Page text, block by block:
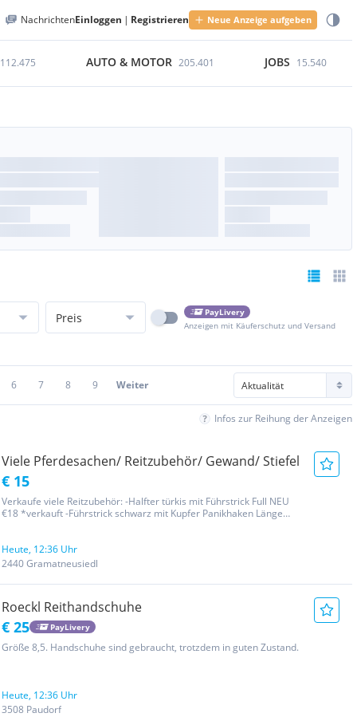
NachrichtenEinloggen | Registrieren Neue Anzeige aufgeben
112.475 AUTO & MOTOR 205.401 JOBS 15.540
Preis
PayLivery
Anzeigen mit Käuferschutz und Versand
6 7 8 9 Weiter
Infos zur Reihung der Anzeigen
Viele Pferdesachen/ Reitzubehör/ Gewand/ Stiefel
€ 15
Verkaufe viele Reitzubehör: -Halfter türkis mit Führstrick Full NEU
€18 *verkauft -Führstrick schwarz mit Kupfer Panikhaken Länge
Heute, 12:36 Uhr
2440 Gramatneusiedl
Roeckl Reithandschuhe
€ 25 PayLivery
Größe 8,5. Handschuhe sind gebraucht, trotzdem in guten Zustand.
Heute, 12:36 Uhr
3508 Paudorf